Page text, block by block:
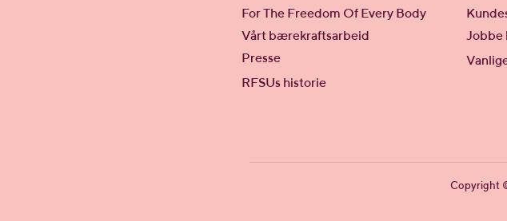
For The Freedom Of Every Body
Vårt bærekraftsarbeid
Presse
RFSUs historie
Jobbe
Copyright